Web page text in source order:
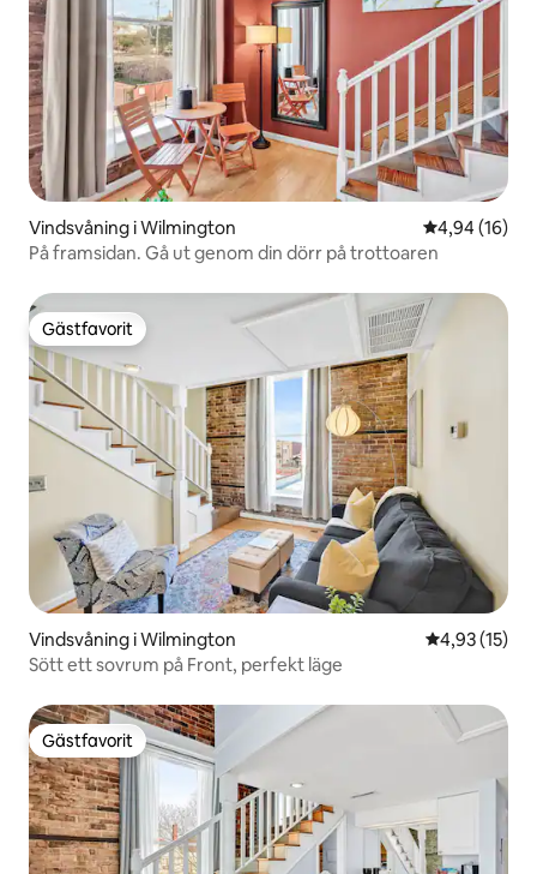
Vindsvåning i Wilmington 4,94 av 5 i
4,94 (16)
På framsidan. Gå ut genom din dörr på trottoaren
Gästfavorit
Gästfavorit
Vindsvåning i Wilmington 4,93 av 5 i
4,93 (15)
Sött ett sovrum på Front, perfekt läge
Gästfavorit
Gästfavorit